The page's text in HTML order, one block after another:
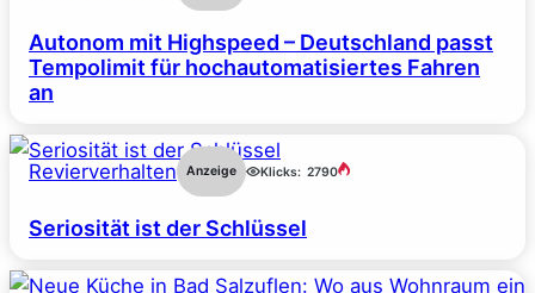
Autonom mit Highspeed – Deutschland passt
Tempolimit für hochautomatisiertes Fahren
an
Revierverhalten Anzeige Klicks: 2790
Seriosität ist der Schlüssel